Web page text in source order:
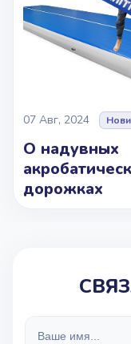
07 Авг, 2024
О надувных
дорожках